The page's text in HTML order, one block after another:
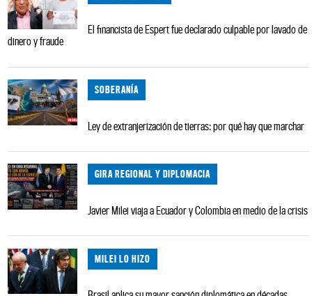
El financista de Espert fue declarado culpable por lavado de
dinero y fraude
SOBERANÍA
Ley de extranjerización de tierras: por qué hay que marchar
GIRA REGIONAL Y DIPLOMACIA
Javier Milei viaja a Ecuador y Colombia en medio de la crisis
MILEI LO HIZO